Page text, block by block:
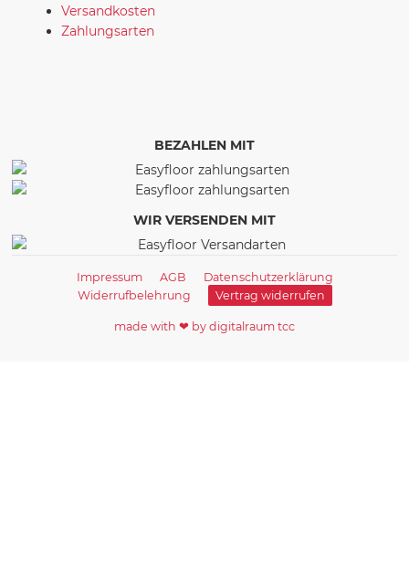
Versandkosten
Zahlungsarten
BEZAHLEN MIT
WIR VERSENDEN MIT
Impressum AGB
Datenschutzerklärung
Widerrufbelehrung
Vertrag widerrufen
made with ❤ by digitalraum tcc